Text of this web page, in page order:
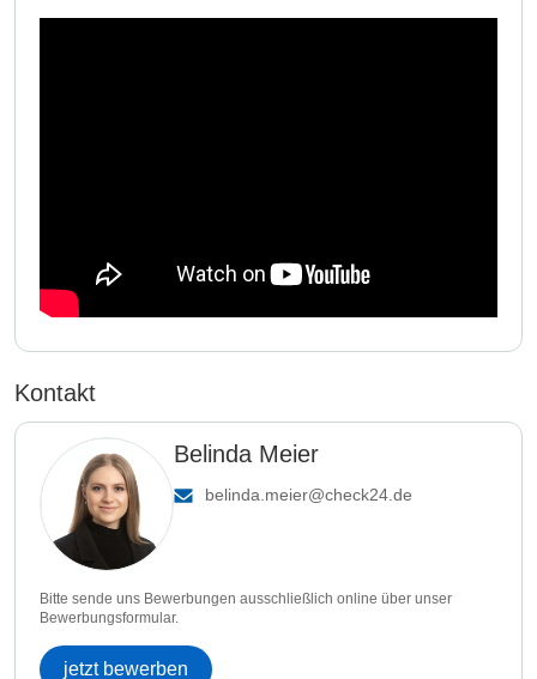
Kontakt
Belinda Meier
belinda.meier@check24.de
Bitte sende uns Bewerbungen ausschließlich online über unser
Bewerbungsformular.
jetzt bewerben